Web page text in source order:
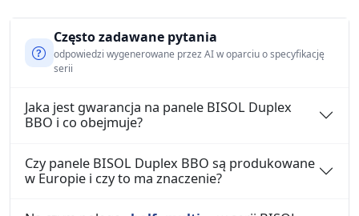
Często zadawane pytania
odpowiedzi wygenerowane przez AI w oparciu o specyfikację
serii
Jaka jest gwarancja na panele BISOL Duplex
BBO i co obejmuje?
Czy panele BISOL Duplex BBO są produkowane
w Europie i czy to ma znaczenie?